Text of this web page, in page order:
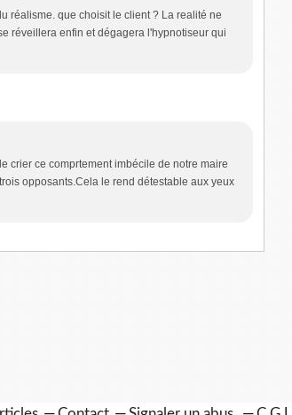
réalisme. que choisit le client ? La realité ne
réveillera enfin et dégagera l'hypnotiseur qui
crier ce comprtement imbécile de notre maire
opposants.Cela le rend détestable aux yeux